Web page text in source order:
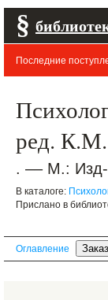
§
Последние
ред.
. –– М.:
В каталоге:
Прислано в
Оглавление